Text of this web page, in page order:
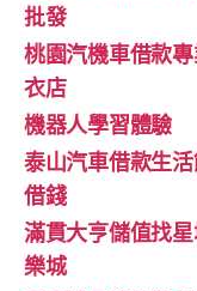
批發
桃園汽機車借款
衣店
機器人學習體驗‎
泰山汽車借款生
借錢
滿貫大亨儲值找
樂城